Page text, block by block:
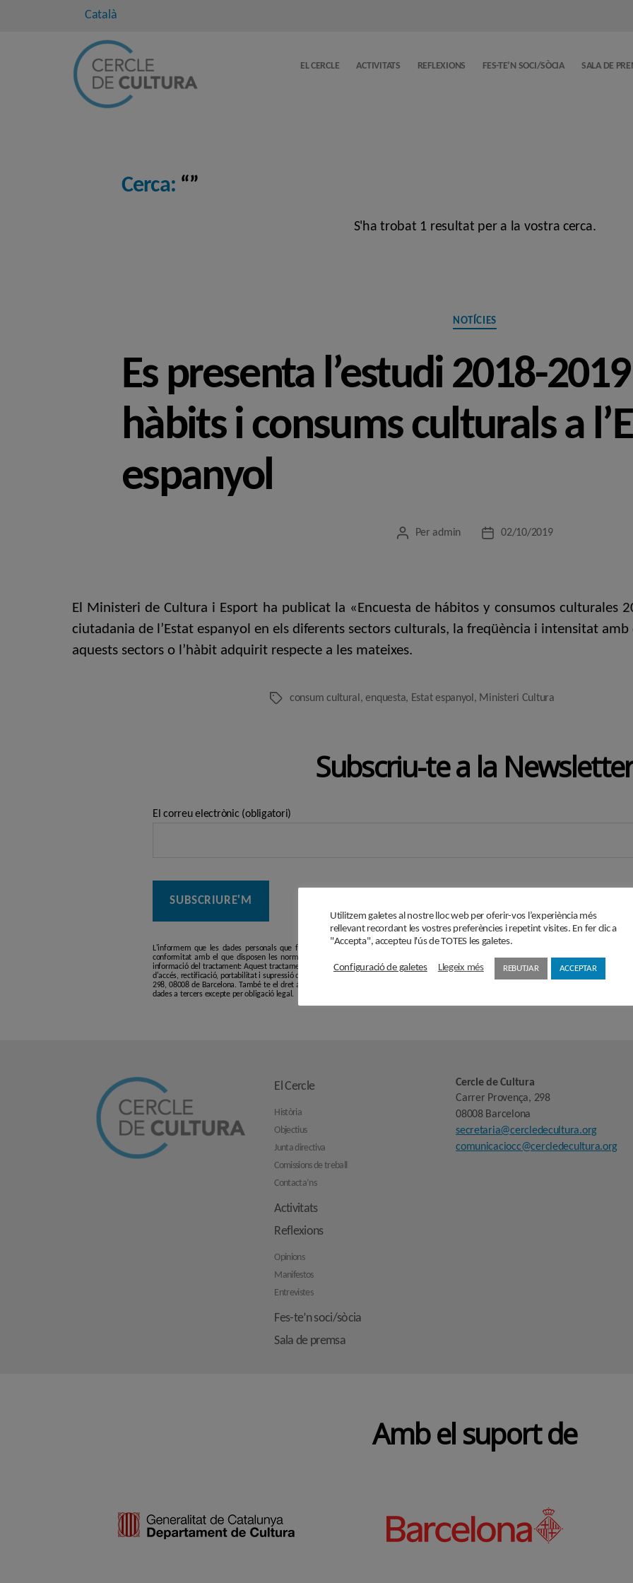
Català
EL CERCLE ACTIVITATS REFLEXIONS FES-TE’N SOCI/SÒCIA SALA DE
Cerca: “”
S'ha trobat 1 resultat per a la vostra cerca.
Categories
NOTÍCIES
Es presenta l’estudi 2018-
hàbits i consums culturals a
espanyol
Autor
Per admin
Data02/10/2019
El Ministeri de Cultura i Esport ha publicat la «Encuesta de hábitos y consumos culturales
ciutadania de l’Estat espanyol en els diferents sectors culturals, la freqüència i intensitat
aquests sectors o l’hàbit adquirit respecte a les mateixes.
Etiquetesconsum cultural ,enquesta, Estat espanyol , Ministeri Cultura
Subscriu-te a la
El correu electrònic (obligatori)
L'informem que les dades personals que faciliti en aquest formulari passaran a formar part d'un fitxer responsabilitat de ASSOCIACIÓ
conformitat amb el que disposen les normatives vigents en protecció de dades personals, el Reglament (UE) 2016/679 de 27 d'abril de
informació del tractament: Aquest tractament té per finalitat l'enviament de newsletters informatives amb la possibilitat de fer segmentació
d'accés, rectificació, portabilitat i supressió de les seves dades i de la limitació o oposició al seu tractament en l'e-mail
298, 08008 de Barcelona. També te el dret a presentar una reclamació davant l'Autoritat de control (aepd.es) si considera que el tractament
dades a tercers excepte per obligació legal.
El Cercle
Història
Objectius
Junta directiva
Comissions de treball
Contacta’ns
Activitats
Reflexions
Opinions
Manifestos
Entrevistes
Fes-te’n soci/sòcia
Sala de premsa
Cercle de Cultura
Carrer Provença, 298
08008 Barcelona
secretaria@cercledecultura.org
comunicaciocc@cercledecultura.org
Amb el suport de
Utilitzem galetes al nostre lloc web per oferir-vos l’experiència més
rellevant recordant les vostres preferències i repetint visites. En fer clic a
"Accepta", accepteu l'ús de TOTES les galetes.
Configuració de galetes Llegeix més REBUTJAR ACCEPTAR